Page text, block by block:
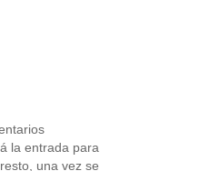
la entrada para
una vez se